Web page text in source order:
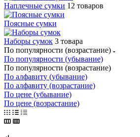
Наплечные сумки 12 товаров
Поясные сумки
Наборы сумок 3 товара
По популярности (возрастание)
По популярности (убывание)
По популярности (возрастание)
По алфавиту (убывание)
По алфавиту (возрастание)
По цене (убывание)
По цене (возрастание)